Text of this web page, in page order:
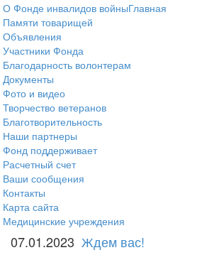
Главная
О Фонде инвалидов войны
Памяти товарищей
Объявления
Участники Фонда
Благодарность волонтерам
Документы
Фото и видео
Творчество ветеранов
Благотворительность
Наши партнеры
Фонд поддерживает
Расчетный счет
Ваши сообщения
Контакты
Карта сайта
Медицинские учреждения
07.01.2023 Ждем вас!